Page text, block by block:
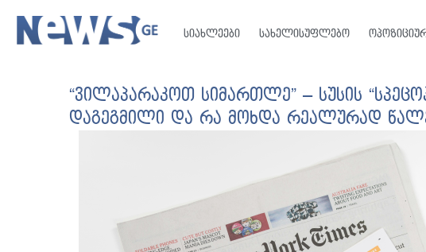
სიახლეები სახელისუფლებო
“ვილაპარაკოთ სიმართლე” – სუსის
დაგეგმილი და რა მოხდა რეალურად